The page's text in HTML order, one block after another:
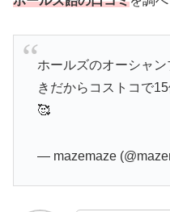
ホールズのオーシャ
きだからコストコで
🥰
— mazemaze